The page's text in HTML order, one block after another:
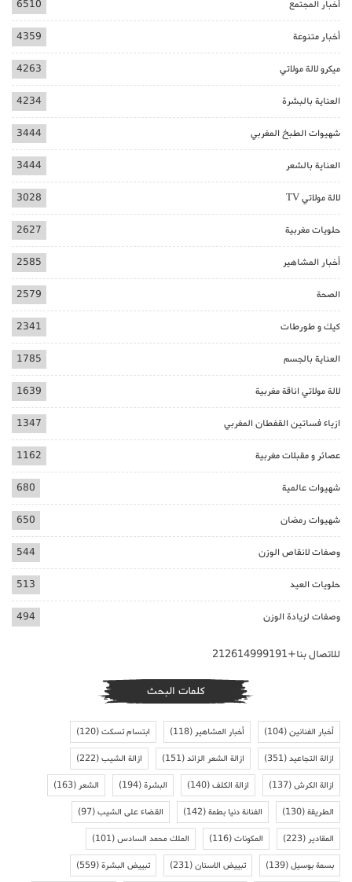
أخبار المجتمع 6510
أخبار متنوعة 4359
ميكرو لالة مولاتي 4263
العناية بالبشرة 4234
شهيوات الطبخ المغربي 3444
العناية بالشعر 3444
لالة مولاتي TV 3028
حلويات مغربية 2627
أخبار المشاهير 2585
الصحة 2579
كيك و طورطات 2341
العناية بالجسم 1785
لالة مولاتي اناقة مغربية 1639
ازياء فساتين القفطان المغربي 1347
عصائر و مقبلات مغربية 1162
شهيوات عالمية 680
شهيوات رمضان 650
وصفات لانقاص الوزن 544
حلويات العيد 513
وصفات لزيادة الوزن 494
للاتصال بنا+212614999191
كلمات البحث
أخبار الفنانين(104) أخبار المشاهير(118) ابتسام تسكت(120)
ازالة التجاعيد(351) ازالة الشعر الزائد(151) ازالة الشيب(222)
ازالة الكرش(137) ازالة الكلف(140) البشرة(194) الشعر(163)
الطريقة(130) الفنانة دنيا بطمة(142) القضاء على الشيب(97)
المقادير(223) المكونات(116) الملك محمد السادس(101)
بسمة بوسيل(139) تبييض الاسنان(231) تبييض البشرة(559)